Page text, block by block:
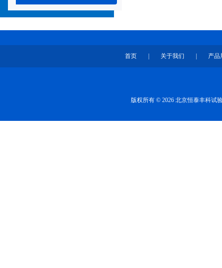
首页 关于我们 产品
版权所有 © 2026 北京恒泰丰科试